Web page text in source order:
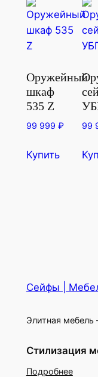
Оружейный
шкаф
535 Z
99 999 ₽
Купить
99
Сейфы |
Элитная мебель
Стилизация
Подробнее